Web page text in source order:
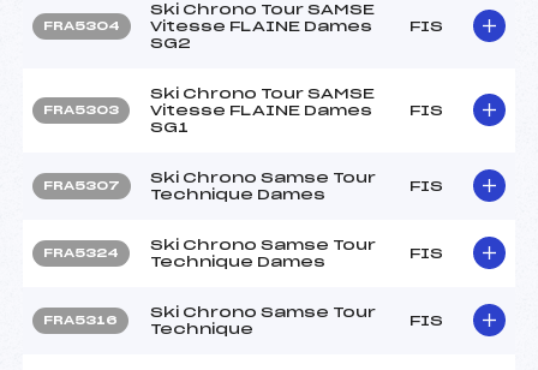
FRA5304
Ski Chrono Tour SAMSE
Vitesse FLAINE Dames
SG2
FIS
FRA5303
Ski Chrono Tour SAMSE
Vitesse FLAINE Dames
SG1
FIS
FRA5307
Ski Chrono Samse Tour
Technique Dames
FIS
FRA5324
Ski Chrono Samse Tour
Technique Dames
FIS
FRA5316
Ski Chrono Samse Tour
Technique
FIS